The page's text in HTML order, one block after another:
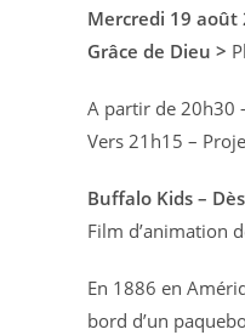
Mercredi 19 août
Grâce de Dieu >
A partir de 20h30
Vers 21h15 –
Buffalo Kids –
Film d’animation
En 1886 en
bord d’un